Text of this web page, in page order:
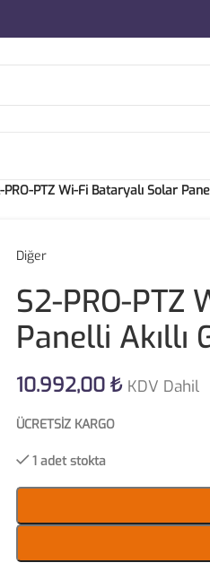
PRO-PTZ Wi-Fi Bataryalı Solar
Diğer
S2-PRO-PTZ
Panelli Akıllı
10.992,00 ₺ KDV Dahil
ÜCRETSİZ KARGO
1 adet stokta